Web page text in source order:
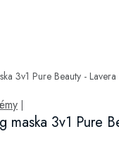
|
maska 3v1 Pure